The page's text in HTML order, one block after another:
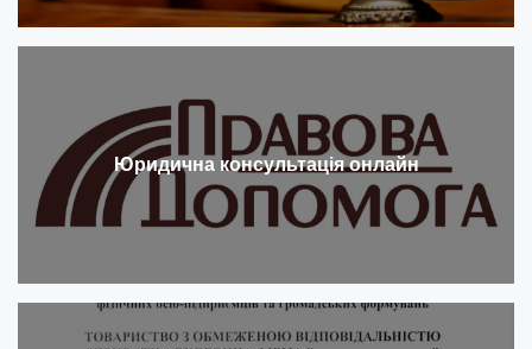
Юридична консультація онлайн